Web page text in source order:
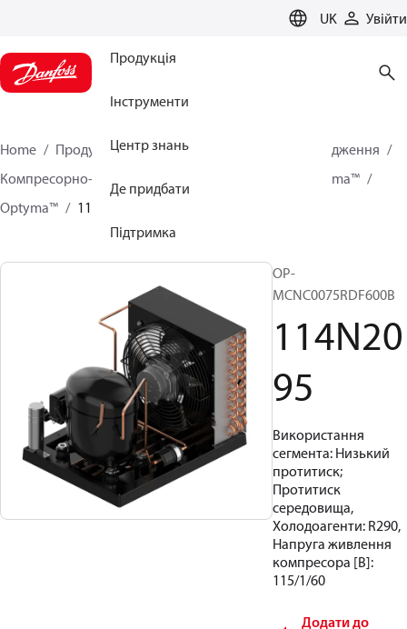
UK Увійти
Продукція
Інструменти
Центр знань
Де придбати
Підтримка
Home Продукція
Кліматичні рішення для охолодження
Компресорно-конденсаторні агрегати
Серія Optyma™
Optyma™
114N2095
OP-
MCNC0075RDF600B
114N20
95
Використання
сегмента: Низький
протитиск;
Протитиск
середовища,
Холодоагенти: R290,
Напруга живлення
компресора [В]:
115/1/60
Додати до